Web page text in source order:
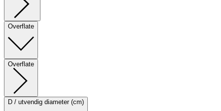
Overflate
Overflate
D / utvendig diameter (cm)